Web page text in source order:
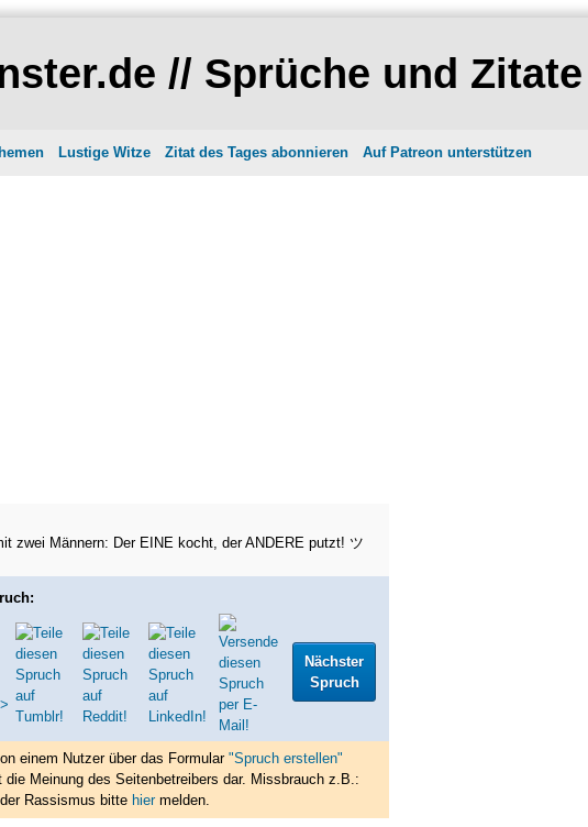
// Sprüche und Zitate
Lustige Witze Zitat des Tages abonnieren Auf Patreon unterstützen
zwei Männern: Der EINE kocht, der ANDERE putzt! ツ
Nächster
Spruch
einem Nutzer über das Formular "Spruch erstellen"
Meinung des Seitenbetreibers dar. Missbrauch z.B.:
Rassismus bitte hiermelden.